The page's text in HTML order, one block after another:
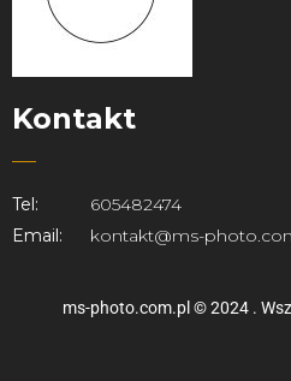
Kontakt
Tel:
605482474
Email:
kontakt@ms-
ms-photo.com.pl © 2024 .